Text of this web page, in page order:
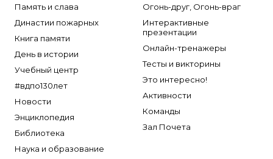
Память и слава
Династии пожарных
Книга памяти
День в истории
Учебный центр
#вдпо130лет
Новости
Энциклопедия
Библиотека
Наука и образование
Огонь-друг, Огонь-враг
Интерактивные
презентации
Онлайн-тренажеры
Тесты и викторины
Это интересно!
Активности
Команды
Зал Почета